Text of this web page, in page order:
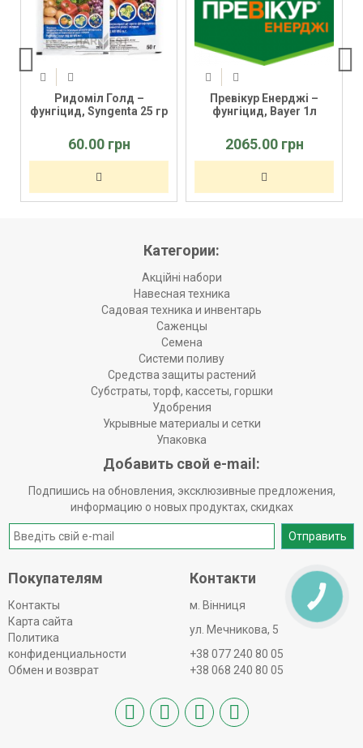
Ридоміл Голд –
фунгіцид, Syngenta 25 гр
60.00 грн
Превікур Енерджі –
фунгіцид, Bayer 1л
2065.00 грн
Категории:
Акційні набори
Навесная техника
Садовая техника и инвентарь
Саженцы
Семена
Системи поливу
Средства защиты растений
Субстраты, торф, кассеты, горшки
Удобрения
Укрывные материалы и сетки
Упаковка
Добавить свой e-mail:
Подпишись на обновления, эксклюзивные предложения,
информацию о новых продуктах, скидках
Отправить
Покупателям
Контакты
Карта сайта
Политика
конфиденциальности
Обмен и возврат
Контакти
м. Вінниця
ул. Мечникова, 5
+38 077 240 80 05
+38 068 240 80 05
КНОПКА
ЗВ'ЯЗКУ